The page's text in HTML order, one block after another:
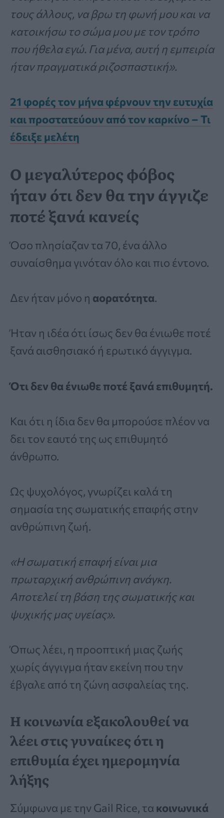
τους άλλους, να βρω τη φωνή μου και να
κατοικήσω το σώμα μου με τον τρόπο
που ήθελα εγώ. Για μένα, αυτή η εμπειρία
ήταν πραγματικά ριζοσπαστική».
21 φορές τον μήνα φέρνουν την ευτυχία
και προστατεύουν από τον καρκίνο – Τι
έδειξε μελέτη
Ο μεγαλύτερος φόβος
ήταν ότι δεν θα την άγγιζε
ποτέ ξανά κανείς
Όσο πλησίαζαν τα 70, ένα άλλο
συναίσθημα γινόταν όλο και πιο έντονο.
Δεν ήταν μόνο η αορατότητα.
Ήταν η ιδέα ότι ίσως δεν θα ένιωθε ποτέ
ξανά αισθησιακό ή ερωτικό άγγιγμα.
Ότι δεν θα ένιωθε ποτέ ξανά επιθυμητή.
Και ότι η ίδια δεν θα μπορούσε πλέον να
δει τον εαυτό της ως επιθυμητό
άνθρωπο.
Ως ψυχολόγος, γνωρίζει καλά τη
σημασία της σωματικής επαφής στην
ανθρώπινη ζωή.
«Η σωματική επαφή είναι μια
πρωταρχική ανθρώπινη ανάγκη.
Αποτελεί τη βάση της σωματικής και
ψυχικής μας υγείας».
Όπως λέει, η προοπτική μιας ζωής
χωρίς άγγιγμα ήταν εκείνη που την
έβγαλε από τη ζώνη ασφαλείας της.
Η κοινωνία εξακολουθεί να
λέει στις γυναίκες ότι η
επιθυμία έχει ημερομηνία
λήξης
Σύμφωνα με την Gail Rice, τα κοινωνικά